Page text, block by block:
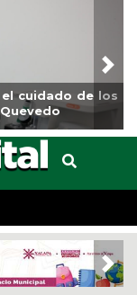
cuidado de los